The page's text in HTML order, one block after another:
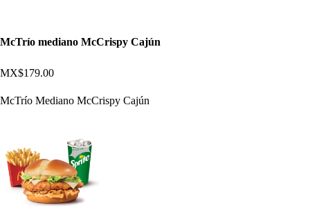
McTrío mediano McCrispy Cajún
MX$179.00
McTrío Mediano McCrispy Cajún